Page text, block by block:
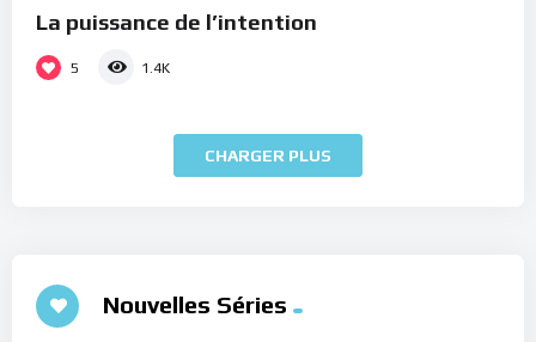
La puissance de l’intention
5 1.4K
CHARGER PLUS
Nouvelles Séries